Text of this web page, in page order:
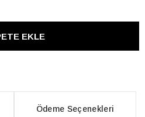
Ödeme Seçenekleri